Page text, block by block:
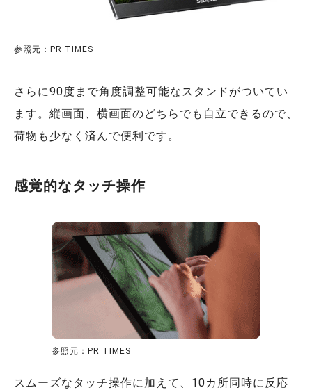
参照元：PR TIMES
さらに90度まで角度調整可能なスタンドがついてい
ます。縦画面、横画面のどちらでも自立できるので、
荷物も少なく済んで便利です。
感覚的なタッチ操作
参照元：PR TIMES
スムーズなタッチ操作に加えて、10カ所同時に反応